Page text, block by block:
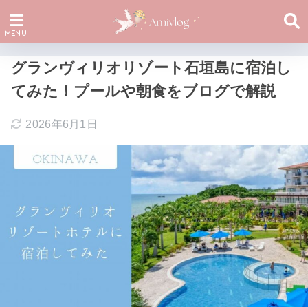
グランヴィリオリゾート石垣島に宿泊し
てみた！プールや朝食をブログで解説
2026年6月1日